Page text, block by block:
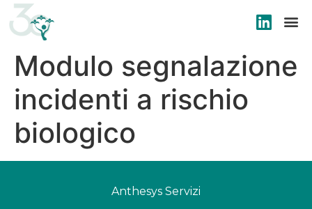
Modulo segnalazione
incidenti a rischio
biologico
Anthesys Servizi